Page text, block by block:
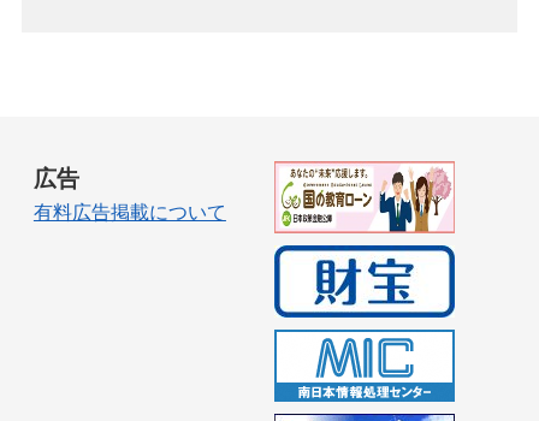
広告
有料広告掲載について